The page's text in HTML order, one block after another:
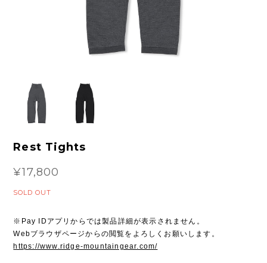
Rest Tights
¥17,800
SOLD OUT
※Pay IDアプリからでは製品詳細が表示されません。
Webブラウザページからの閲覧をよろしくお願いします。
https://www.ridge-mountaingear.com/